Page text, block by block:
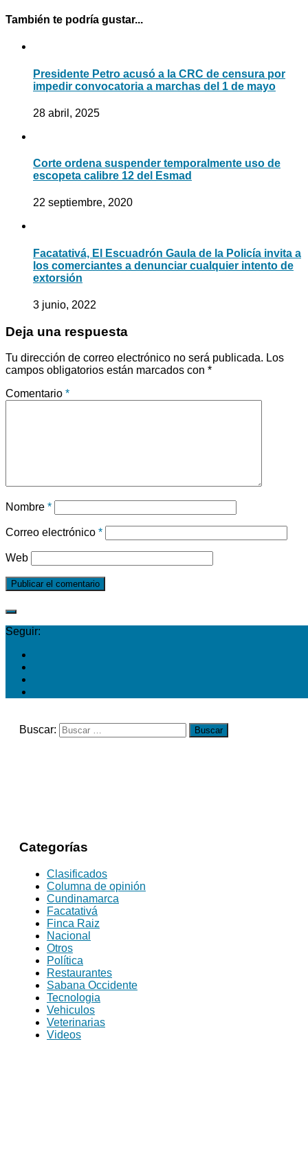
También te podría gustar...
Presidente Petro acusó a la CRC de censura por
impedir convocatoria a marchas del 1 de mayo
28 abril, 2025
Corte ordena suspender temporalmente uso de
escopeta calibre 12 del Esmad
22 septiembre, 2020
Facatativá, El Escuadrón Gaula de la Policía invita a
los comerciantes a denunciar cualquier intento de
extorsión
3 junio, 2022
Deja una respuesta
Tu dirección de correo electrónico no será publicada. Los
campos obligatorios están marcados con *
Comentario *
Nombre *
Correo electrónico *
Web
Seguir:
Buscar:
Categorías
Clasificados
Columna de opinión
Cundinamarca
Facatativá
Finca Raiz
Nacional
Otros
Política
Restaurantes
Sabana Occidente
Tecnologia
Vehiculos
Veterinarias
Videos